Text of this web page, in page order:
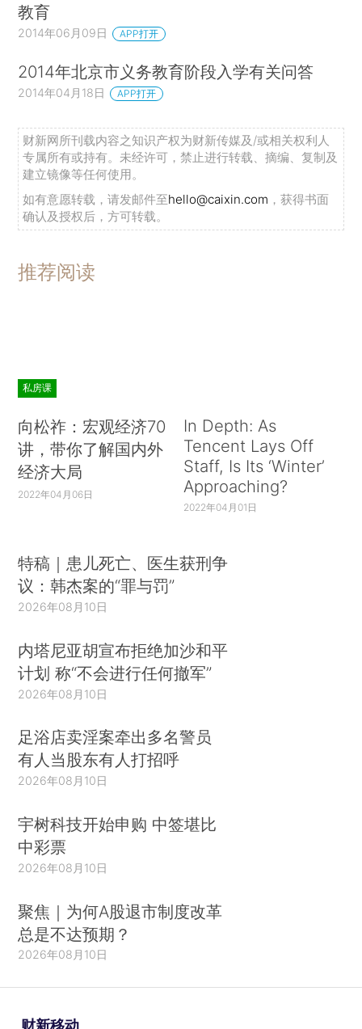
教育
2014年06月09日 APP打开
2014年北京市义务教育阶段入学有关问答
2014年04月18日 APP打开
财新网所刊载内容之知识产权为财新传媒及/或相关权利人
专属所有或持有。未经许可，禁止进行转载、摘编、复制及
建立镜像等任何使用。
如有意愿转载，请发邮件至hello@caixin.com ，获得书面
确认及授权后，方可转载。
推荐阅读
私房课
向松祚：宏观经济70
讲，带你了解国内外
经济大局
2022年04月06日
In Depth: As
Tencent Lays Off
Staff, Is Its ‘Winter’
Approaching?
2022年04月01日
特稿｜患儿死亡、医生获刑争
议：韩杰案的“罪与罚”
2026年08月10日
内塔尼亚胡宣布拒绝加沙和平
计划 称“不会进行任何撤军”
2026年08月10日
足浴店卖淫案牵出多名警员
有人当股东有人打招呼
2026年08月10日
宇树科技开始申购 中签堪比
中彩票
2026年08月10日
聚焦｜为何A股退市制度改革
总是不达预期？
2026年08月10日
财新移动